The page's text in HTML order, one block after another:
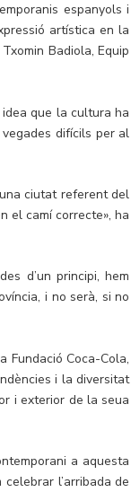
espanyols i
artística en la
Badiola, Equip
idea que la cultura ha
difícils per al
ciutat referent del
el camí correcte», ha
d’un principi, hem
i no serà, si no
Fundació Coca-Cola,
i la diversitat
i exterior de la seua
a aquesta
l’arribada de